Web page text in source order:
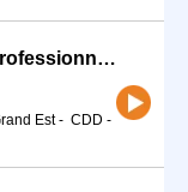
Joueur professionnel / Joueuse professionnelle de basket-ball (H/F)
Est- CDD -